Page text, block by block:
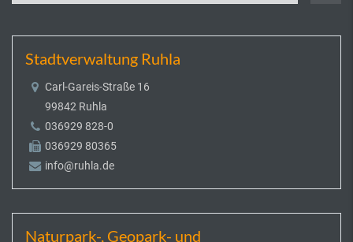
Stadtverwaltung Ruhla
Carl-Gareis-Straße 16
99842 Ruhla
036929 828-0
036929 80365
info@ruhla.de
Naturpark-, Geopark- und